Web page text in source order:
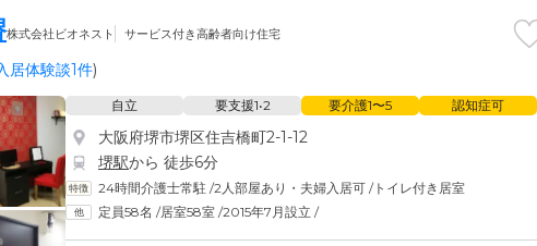
株式会社ビオネスト サービス付き高齢者向け住宅
居体験談1件)
自立 要支援1•2 要介護1〜5 認知症可
大阪府堺市堺区住吉橋町2-1-12
堺駅から 徒歩6分
24時間介護士常駐 /2人部屋あり・夫婦入居可 /トイレ付き居室
定員58名 /居室58室 /2015年7月設立 /